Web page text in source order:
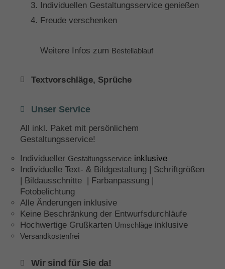
Individuellen Gestaltungsservice genießen
Freude verschenken
Weitere Infos zum Bestellablauf
Textvorschläge, Sprüche
Unser Service
All inkl. Paket mit persönlichem
Gestaltungsservice!
Individueller Gestaltungsservice inklusive
Individuelle Text- & Bildgestaltung | Schriftgrößen
| Bildausschnitte | Farbanpassung |
Fotobelichtung
Alle Änderungen inklusive
Keine Beschränkung der Entwurfsdurchläufe
Hochwertige Grußkarten Umschläge inklusive
Versandkostenfrei
Wir sind für Sie da!